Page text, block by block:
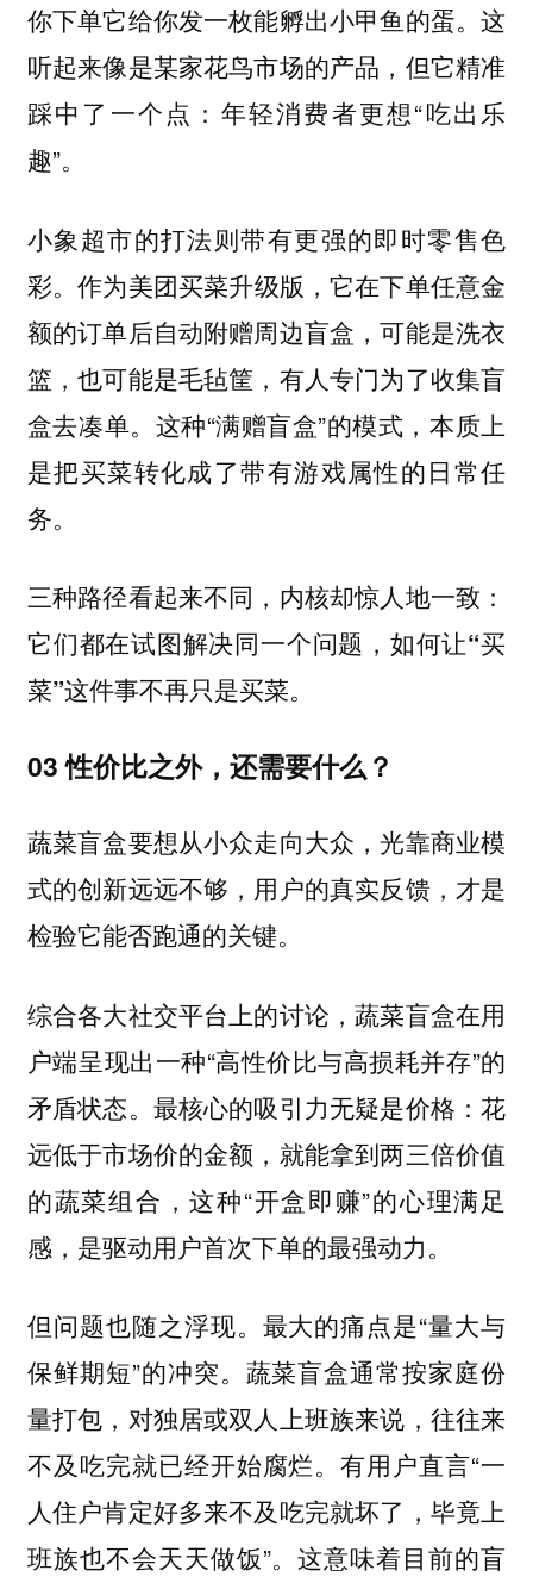
你下单它给你发一枚能孵出小甲鱼的蛋。这
听起来像是某家花鸟市场的产品，但它精准
踩中了一个点：年轻消费者更想“吃出乐
趣”。
小象超市的打法则带有更强的即时零售色
彩。作为美团买菜升级版，它在下单任意金
额的订单后自动附赠周边盲盒，可能是洗衣
篮，也可能是毛毡筐，有人专门为了收集盲
盒去凑单。这种“满赠盲盒”的模式，本质上
是把买菜转化成了带有游戏属性的日常任
务。
三种路径看起来不同，内核却惊人地一致：
它们都在试图解决同一个问题，如何让“买
菜”这件事不再只是买菜。
03 性价比之外，还需要什么？
蔬菜盲盒要想从小众走向大众，光靠商业模
式的创新远远不够，用户的真实反馈，才是
检验它能否跑通的关键。
综合各大社交平台上的讨论，蔬菜盲盒在用
户端呈现出一种“高性价比与高损耗并存”的
矛盾状态。最核心的吸引力无疑是价格：花
远低于市场价的金额，就能拿到两三倍价值
的蔬菜组合，这种“开盒即赚”的心理满足
感，是驱动用户首次下单的最强动力。
但问题也随之浮现。最大的痛点是“量大与
保鲜期短”的冲突。蔬菜盲盒通常按家庭份
量打包，对独居或双人上班族来说，往往来
不及吃完就已经开始腐烂。有用户直言“一
人住户肯定好多来不及吃完就坏了，毕竟上
班族也不会天天做饭”。这意味着目前的盲